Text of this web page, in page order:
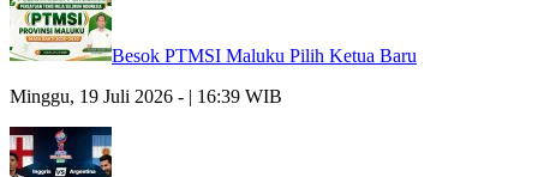
Besok PTMSI Maluku Pilih Ketua Baru
Minggu, 19 Juli 2026 - | 16:39 WIB